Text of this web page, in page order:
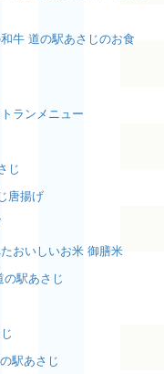
牛 道の駅あさじのお食
ランメニュー
じ
唐揚げ
おいしいお米 御膳米
駅あさじ
駅あさじ